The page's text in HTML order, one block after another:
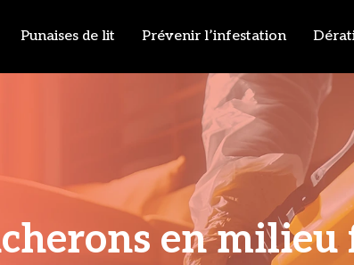
Punaises de lit Prévenir l’infestation
en milieu